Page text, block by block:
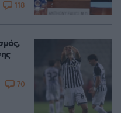
118
70